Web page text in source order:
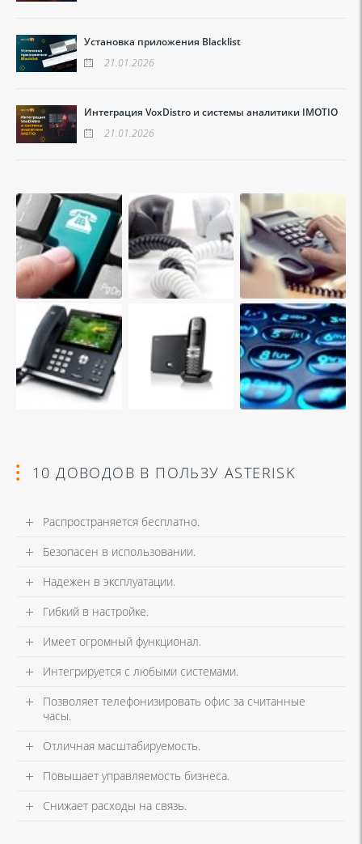
Установка приложения Blacklist
21.01.2026
Интеграция VoxDistro и системы аналитики IMOTIO
21.01.2026
10 ДОВОДОВ В ПОЛЬЗУ ASTERISK
Распространяется бесплатно.
Безопасен в использовании.
Надежен в эксплуатации.
Гибкий в настройке.
Имеет огромный функционал.
Интегрируется с любыми системами.
Позволяет телефонизировать офис за считанные
часы.
Отличная масштабируемость.
Повышает управляемость бизнеса.
Снижает расходы на связь.